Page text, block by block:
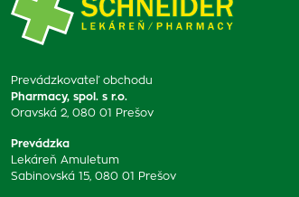
Prevádzkovateľ obchodu
Pharmacy, spol. s r.o.
Oravská 2, 080 01 Prešov
Prevádzka
Lekáreň Amuletum
Sabinovská 15, 080 01 Prešov